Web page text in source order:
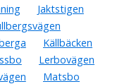
Jaktstigen
Källbäcken
Lerbovägen
Matsbo